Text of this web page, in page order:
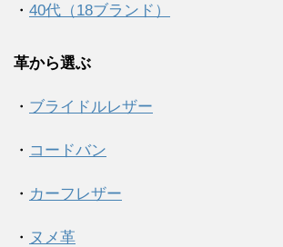
・ 40代（18ブランド）
革から選ぶ
・ ブライドルレザー
・ コードバン
・ カーフレザー
・ ヌメ革